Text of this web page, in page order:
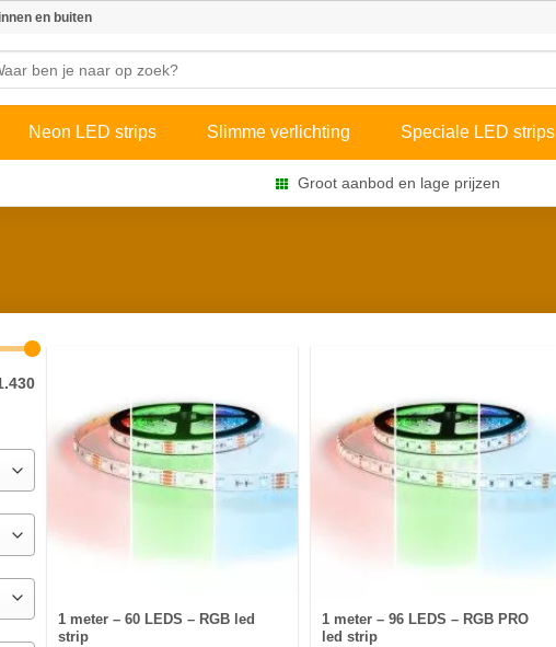
en buiten
Neon LED strips Slimme verlichting Speciale LED strips
Groot aanbod en lage prijzen
1 meter – 60 LEDS – RGB led
strip
1 meter – 96 LEDS – RGB PRO
led strip